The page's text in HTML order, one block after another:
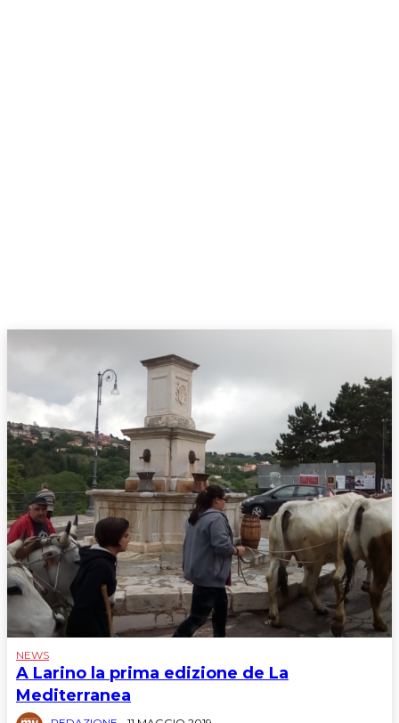
NEWS
A Larino la prima edizione de La
Mediterranea